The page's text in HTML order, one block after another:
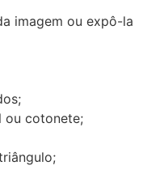
imagem ou expô-la
ou cotonete;